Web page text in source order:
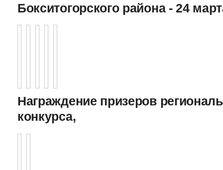
Бокситогорского района - 24
Награждение призеров
конкурса,